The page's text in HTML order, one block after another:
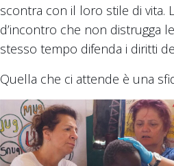
scontra con il loro stile di vita.
d’incontro che non distrugga
stesso tempo difenda i diritti
Quella che ci attende è una